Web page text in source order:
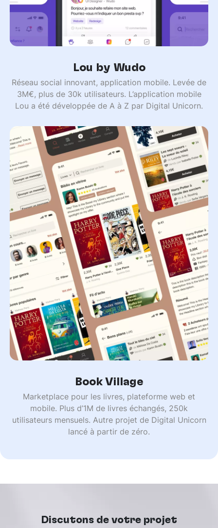
Lou by Wudo
Réseau social innovant, application mobile. Levée de
3M€, plus de 30k utilisateurs. L’application mobile
Lou a été développée de A à Z par Digital Unicorn.
Book Village
Marketplace pour les livres, plateforme web et
mobile. Plus d’1M de livres échangés, 250k
utilisateurs mensuels. Autre projet de Digital Unicorn
lancé à partir de zéro.
Discutons de votre projet